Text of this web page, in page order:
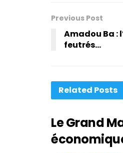
Previous Post
Amadou Ba :
feutrés…
Related Posts
Le Grand